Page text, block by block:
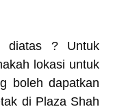
diatas ? Untuk
lokasi untuk
boleh dapatkan
di Plaza Shah